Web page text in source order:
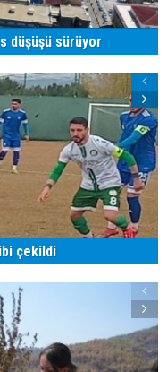
düşüşü sürüyor
çekildi